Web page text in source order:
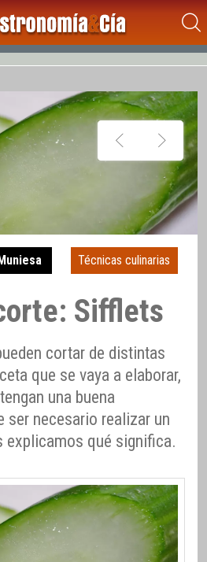
Técnicas culinarias
Sifflets
cortar de distintas
que se vaya a elaborar,
una buena
ser necesario realizar un
explicamos qué significa.